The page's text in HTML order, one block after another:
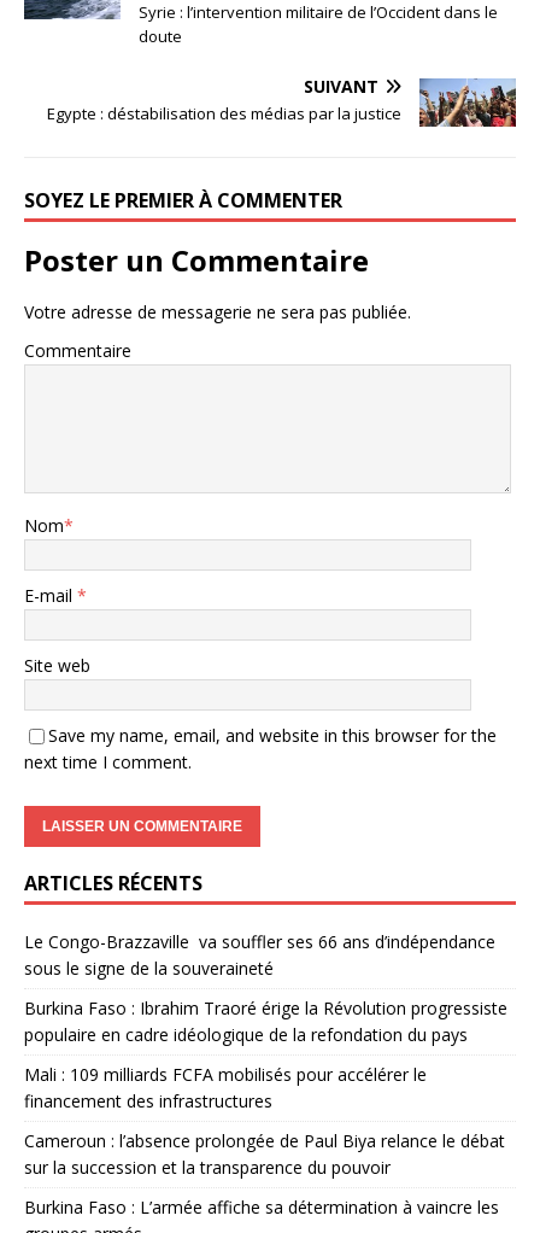
Syrie : l’intervention militaire de l’Occident dans le
doute
SUIVANT
Egypte : déstabilisation des médias par la justice
SOYEZ LE PREMIER À COMMENTER
Poster un Commentaire
Votre adresse de messagerie ne sera pas publiée.
Commentaire
Nom*
E-mail *
Site web
Save my name, email, and website in this browser for the
next time I comment.
ARTICLES RÉCENTS
Le Congo-Brazzaville va souffler ses 66 ans d’indépendance
sous le signe de la souveraineté
Burkina Faso : Ibrahim Traoré érige la Révolution progressiste
populaire en cadre idéologique de la refondation du pays
Mali : 109 milliards FCFA mobilisés pour accélérer le
financement des infrastructures
Cameroun : l’absence prolongée de Paul Biya relance le débat
sur la succession et la transparence du pouvoir
Burkina Faso : L’armée affiche sa détermination à vaincre les